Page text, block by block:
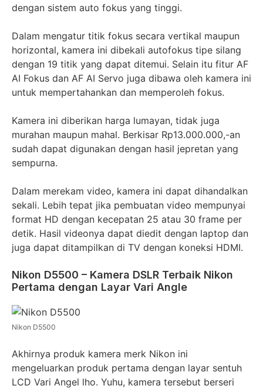
dengan sistem auto fokus yang tinggi.
Dalam mengatur titik fokus secara vertikal maupun
horizontal, kamera ini dibekali autofokus tipe silang
dengan 19 titik yang dapat ditemui. Selain itu fitur AF
AI Fokus dan AF AI Servo juga dibawa oleh kamera ini
untuk mempertahankan dan memperoleh fokus.
Kamera ini diberikan harga lumayan, tidak juga
murahan maupun mahal. Berkisar Rp13.000.000,-an
sudah dapat digunakan dengan hasil jepretan yang
sempurna.
Dalam merekam video, kamera ini dapat dihandalkan
sekali. Lebih tepat jika pembuatan video mempunyai
format HD dengan kecepatan 25 atau 30 frame per
detik. Hasil videonya dapat diedit dengan laptop dan
juga dapat ditampilkan di TV dengan koneksi HDMI.
Nikon D5500 – Kamera DSLR Terbaik Nikon
Pertama dengan Layar Vari Angle
Nikon D5500
Akhirnya produk kamera merk Nikon ini
mengeluarkan produk pertama dengan layar sentuh
LCD Vari Angel lho. Yuhu, kamera tersebut berseri